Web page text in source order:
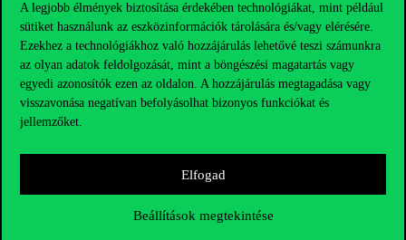
A legjobb élmények biztosítása érdekében technológiákat, mint például
sütiket használunk az eszközinformációk tárolására és/vagy elérésére.
Ezekhez a technológiákhoz való hozzájárulás lehetővé teszi számunkra
az olyan adatok feldolgozását, mint a böngészési magatartás vagy
egyedi azonosítók ezen az oldalon. A hozzájárulás megtagadása vagy
visszavonása negatívan befolyásolhat bizonyos funkciókat és
jellemzőket.
Elfogad
Beállítások megtekintése
Elérhetőségek
Telefonszám:
Kérdésed van a felvételivel kapcsolatban?
Oktatói elérhetőségek